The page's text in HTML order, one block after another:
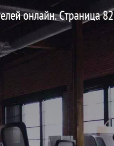
онлайн. Страница 82